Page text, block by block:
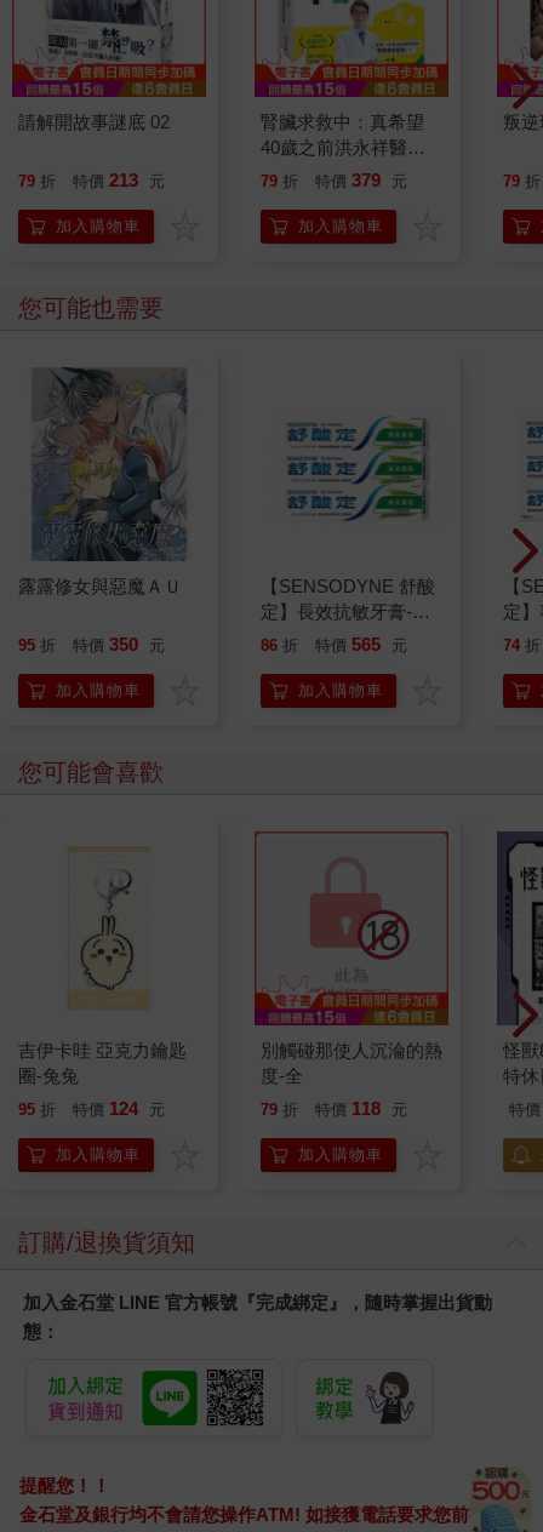
請解開故事謎底 02
79 折 特價 213 元
加入購物車
腎臟求救中：真希望
40歲之前洪永祥醫師
就告訴我這些事
79 折 特價 379 元
加入購物車
叛
79 折
您可能也需要
露露修女與惡魔ＡＵ
95 折 特價 350 元
加入購物車
【SENSODYNE 舒酸
定】長效抗敏牙膏-清
涼薄荷160gx3入
86 折 特價 565 元
加入購物車
【
定
膏-
74 折
您可能會喜歡
吉伊卡哇 亞克力鑰匙
圈-兔兔
95 折 特價 124 元
加入購物車
別觸碰那使人沉淪的熱
度-全
79 折 特價 118 元
加入購物車
怪獸
特
加購]
特價
訂購/退換貨須知
加入金石堂 LINE 官方帳號『完成綁定』，隨時掌握出貨動
態：
提醒您！！
金石堂及銀行均不會請您操作ATM! 如接獲電話要求您前往